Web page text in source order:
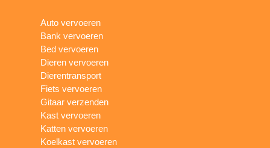
Auto vervoeren
Bank vervoeren
Bed vervoeren
Dieren vervoeren
Dierentransport
Fiets vervoeren
Gitaar verzenden
Kast vervoeren
Katten vervoeren
Koelkast vervoeren